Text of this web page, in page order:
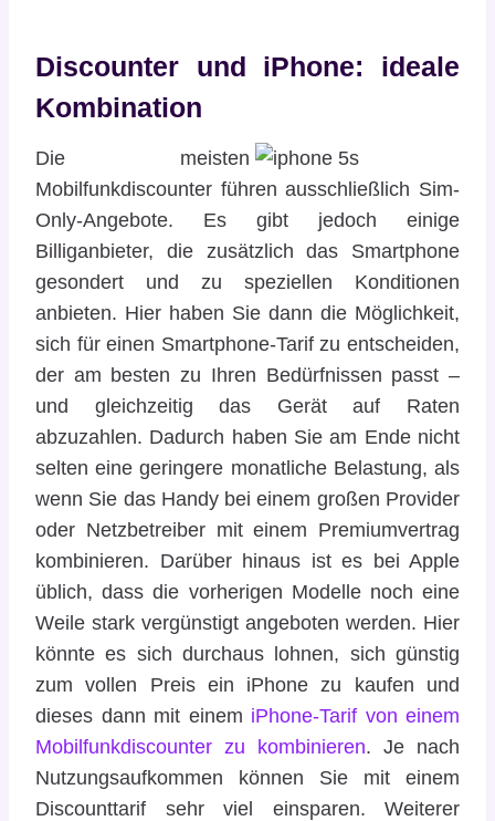
Discounter und iPhone: ideale
Kombination
Die meisten
Mobilfunkdiscounter führen ausschließlich Sim-
Only-Angebote. Es gibt jedoch einige
Billiganbieter, die zusätzlich das Smartphone
gesondert und zu speziellen Konditionen
anbieten. Hier haben Sie dann die Möglichkeit,
sich für einen Smartphone-Tarif zu entscheiden,
der am besten zu Ihren Bedürfnissen passt –
und gleichzeitig das Gerät auf Raten
abzuzahlen. Dadurch haben Sie am Ende nicht
selten eine geringere monatliche Belastung, als
wenn Sie das Handy bei einem großen Provider
oder Netzbetreiber mit einem Premiumvertrag
kombinieren. Darüber hinaus ist es bei Apple
üblich, dass die vorherigen Modelle noch eine
Weile stark vergünstigt angeboten werden. Hier
könnte es sich durchaus lohnen, sich günstig
zum vollen Preis ein iPhone zu kaufen und
dieses dann mit einem iPhone-Tarif von einem
Mobilfunkdiscounter zu kombinieren. Je nach
Nutzungsaufkommen können Sie mit einem
Discounttarif sehr viel einsparen. Weiterer